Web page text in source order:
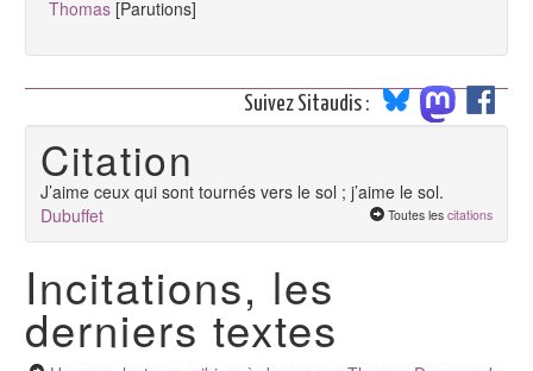
Thomas [Parutions]
Suivez Sitaudis :
Citation
J’aime ceux qui sont tournés vers le sol ; j’aime le sol.
Dubuffet
Toutes les citations
Incitations, les
derniers textes